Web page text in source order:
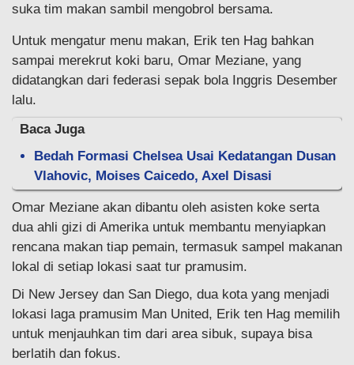
suka tim makan sambil mengobrol bersama.
Untuk mengatur menu makan, Erik ten Hag bahkan
sampai merekrut koki baru, Omar Meziane, yang
didatangkan dari federasi sepak bola Inggris Desember
lalu.
Baca Juga
Bedah Formasi Chelsea Usai Kedatangan Dusan
Vlahovic, Moises Caicedo, Axel Disasi
Omar Meziane akan dibantu oleh asisten koke serta
dua ahli gizi di Amerika untuk membantu menyiapkan
rencana makan tiap pemain, termasuk sampel makanan
lokal di setiap lokasi saat tur pramusim.
Di New Jersey dan San Diego, dua kota yang menjadi
lokasi laga pramusim Man United, Erik ten Hag memilih
untuk menjauhkan tim dari area sibuk, supaya bisa
berlatih dan fokus.